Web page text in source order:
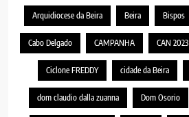
Arquidiocese da Beira Beira Bispos
Cabo Delgado CAMPANHA CAN 2023
Ciclone FREDDY cidade da Beira
dom claudio dalla zuanna Dom Osorio